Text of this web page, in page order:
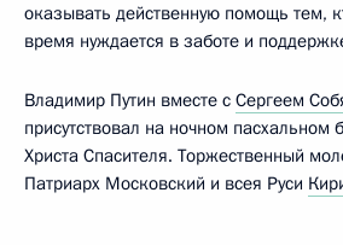
оказывать действенную помощь тем,
время нуждается в заботе и
Владимир Путин вместе с Сергеем
присутствовал на ночном пасхальном
Христа Спасителя. Торжественный
Патриарх Московский и всея Руси